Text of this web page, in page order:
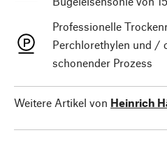
Professionelle
Perchlorethylen und /
schonender Prozess
Weitere Artikel von Heinrich